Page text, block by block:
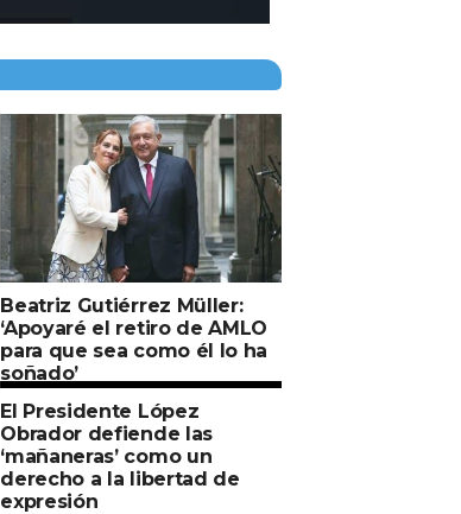
Beatriz Gutiérrez Müller:
‘Apoyaré el retiro de AMLO
para que sea como él lo ha
soñado’
El Presidente López
Obrador defiende las
‘mañaneras’ como un
derecho a la libertad de
expresión